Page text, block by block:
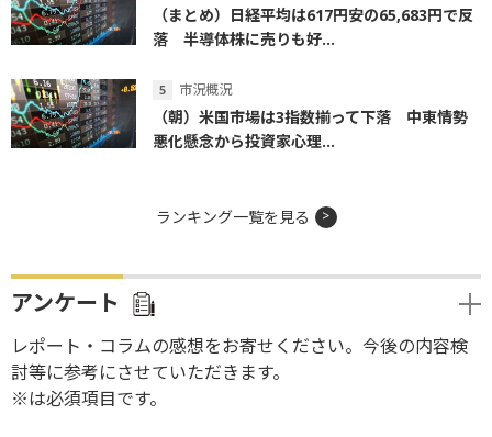
（まとめ）日経平均は617円安の65,683円で反
落 半導体株に売りも好...
市況概況
（朝）米国市場は3指数揃って下落 中東情勢
悪化懸念から投資家心理...
ランキング一覧を見る
アンケート
レポート・コラムの感想をお寄せください。今後の内容検
討等に参考にさせていただきます。
※は必須項目です。